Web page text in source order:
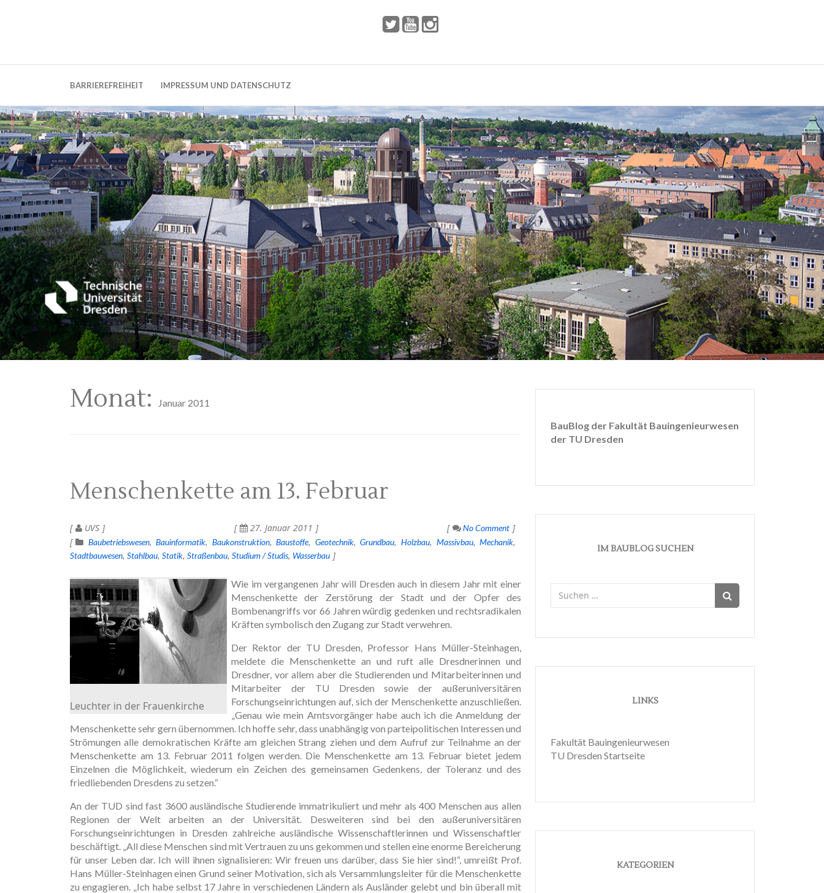
BARRIEREFREIHEIT IMPRESSUM UND DATENSCHUTZ
Monat: Januar 2011
Menschenkette am 13. Februar
UVS 27. Januar 2011
No Comment
Baubetriebswesen
Bauinformatik Baukonstruktion Baustoffe Geotechnik Grundbau Holzbau Massivbau
Mechanik
Stadtbauwesen Stahlbau Statik Straßenbau Studium / Studis Wasserbau
Leuchter in der Frauenkirche
Wie im vergangenen Jahr will Dresden auch in diesem Jahr mit einer
Menschenkette der Zerstörung der Stadt und der Opfer des
Bombenangriffs vor 66 Jahren würdig gedenken und rechtsradikalen
Kräften symbolisch den Zugang zur Stadt verwehren.
Der Rektor der TU Dresden, Professor Hans Müller-Steinhagen,
meldete die Menschenkette an und ruft alle Dresdnerinnen und
Dresdner, vor allem aber die Studierenden und Mitarbeiterinnen und
Mitarbeiter der TU Dresden sowie der außeruniversitären
Forschungseinrichtungen auf, sich der Menschenkette anzuschließen.
„Genau wie mein Amtsvorgänger habe auch ich die Anmeldung der
Menschenkette sehr gern übernommen. Ich hoffe sehr, dass unabhängig von parteipolitischen Interessen und
Strömungen alle demokratischen Kräfte am gleichen Strang ziehen und dem Aufruf zur Teilnahme an der
Menschenkette am 13. Februar 2011 folgen werden. Die Menschenkette am 13. Februar bietet jedem
Einzelnen die Möglichkeit, wiederum ein Zeichen des gemeinsamen Gedenkens, der Toleranz und des
friedliebenden Dresdens zu setzen.“
An der TUD sind fast 3600 ausländische Studierende immatrikuliert und mehr als 400 Menschen aus allen
Regionen der Welt arbeiten an der Universität. Desweiteren sind bei den außeruniversitären
Forschungseinrichtungen in Dresden zahlreiche ausländische Wissenschaftlerinnen und Wissenschaftler
beschäftigt. „All diese Menschen sind mit Vertrauen zu uns gekommen und stellen eine enorme Bereicherung
für unser Leben dar. Ich will ihnen signalisieren: Wir freuen uns darüber, dass Sie hier sind!“, umreißt Prof.
Hans Müller-Steinhagen einen Grund seiner Motivation, sich als Versammlungsleiter für die Menschenkette
zu engagieren. „Ich habe selbst 17 Jahre in verschiedenen Ländern als Ausländer gelebt und bin überall mit
BauBlog der Fakultät Bauingenieurwesen
der TU Dresden
IM BAUBLOG SUCHEN
nach:
LINKS
Fakultät Bauingenieurwesen
TU Dresden Startseite
KATEGORIEN